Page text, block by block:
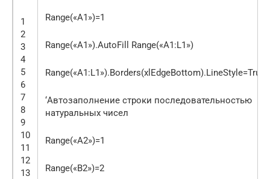
1
2
3
4
5
6
7
8
9
10
11
12
13
Range(«A1»)=1
Range(«A1»).AutoFill Range(«A1:L1»)
Range(«A1:L1»).Borders(xlEdgeBottom).LineStyle=True
‘Автозаполнение строки последовательностью
натуральных чисел
Range(«A2»)=1
Range(«B2»)=2